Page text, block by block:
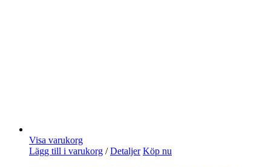
Visa varukorg
Lägg till i varukorg / Detaljer Köp nu